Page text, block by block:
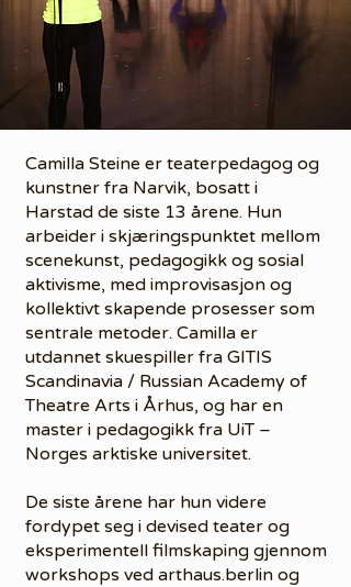
Camilla Steine er teaterpedagog og
kunstner fra Narvik, bosatt i
Harstad de siste 13 årene. Hun
arbeider i skjæringspunktet mellom
scenekunst, pedagogikk og sosial
aktivisme, med improvisasjon og
kollektivt skapende prosesser som
sentrale metoder. Camilla er
utdannet skuespiller fra GITIS
Scandinavia / Russian Academy of
Theatre Arts i Århus, og har en
master i pedagogikk fra UiT –
Norges arktiske universitet.
De siste årene har hun videre
fordypet seg i devised teater og
eksperimentell filmskaping gjennom
workshops ved arthaus.berlin og